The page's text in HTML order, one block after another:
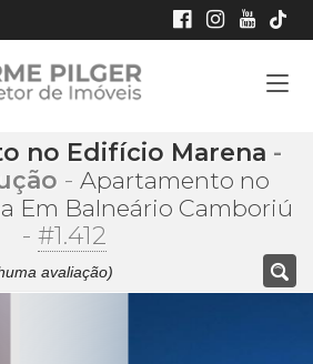
no Edifício Marena -
- Apartamento no
Em Balneário Camboriú
- #1.412
avaliação)